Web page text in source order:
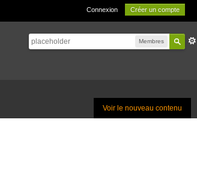
Connexion Créer un compte
Membres
Voir le nouveau contenu